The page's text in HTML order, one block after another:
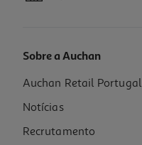
Farinha Salutem Centeio
2.98 €/Kg
1,49 €
Sobre a Auchan
Auchan Retail Portugal
Notícias
Recrutamento